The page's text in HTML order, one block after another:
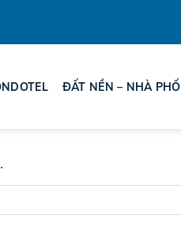
ĐẤT NỀN – NHÀ PHỐ